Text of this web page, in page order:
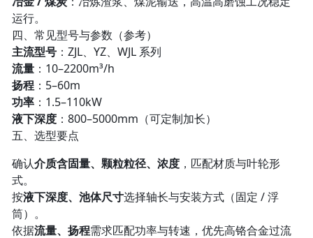
运行。
四、常见型号与参数（参考）
主流型号：ZJL、YZ、WJL 系列
流量：10–2200m³/h
扬程：5–60m
功率：1.5–110kW
液下深度：800–5000mm（可定制加长）
五、选型要点
确认介质含固量、颗粒粒径、浓度，匹配材质与叶轮形
式。
按液下深度、池体尺寸选择轴长与安装方式（固定 / 浮
筒）。
依据流量、扬程需求匹配功率与转速，优先高铬合金过流